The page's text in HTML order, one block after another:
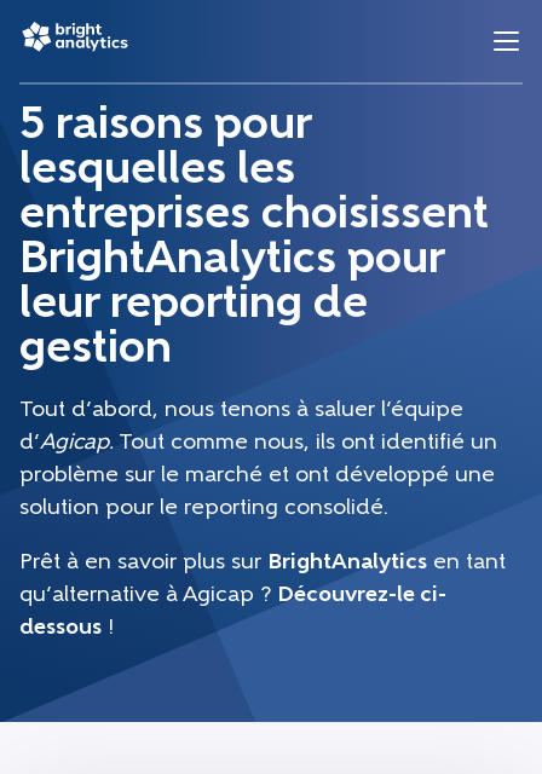
5 raisons pour
lesquelles les
entreprises choisissent
BrightAnalytics pour
leur reporting de
gestion
Tout d’abord, nous tenons à saluer l’équipe
d’Agicap. Tout comme nous, ils ont identifié un
problème sur le marché et ont développé une
solution pour le reporting consolidé.
Prêt à en savoir plus sur BrightAnalytics en tant
qu’alternative à Agicap ? Découvrez-le ci-
dessous !